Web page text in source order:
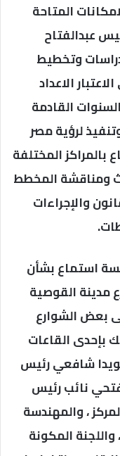
المتاحة
عبدالفتاح
وتخطيط
الاعداد
القادمة
لرؤية مصر
بالمراكز المختلفة
ومناقشة المخطط
والإجراءات
استماع بشأن
مدينة القوصية
بعض الشوارع
بإحدى القاعات
شافعي رئيس
نائب رئيس
، والمهندسة
المكونة